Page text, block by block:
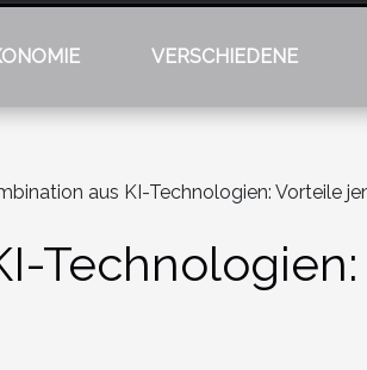
VERSCHIEDENE
aus KI-Technologien: Vorteile